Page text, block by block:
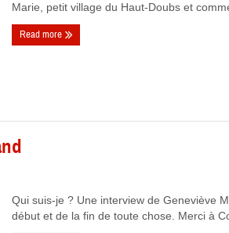
Marie, petit village du Haut-Doubs et
Read more
Qui suis-je ? Une interview de Geneviève
début et de la fin de toute chose. Merci à